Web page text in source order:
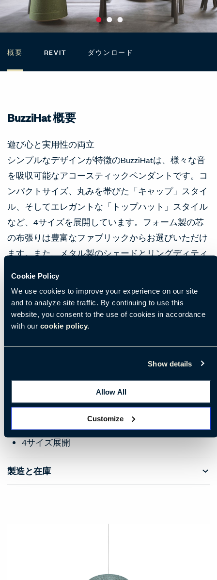
Cookie Policy
We use cookies to improve your experience on our site
and to analyze site traffic. By continuing to use this
website, you consent to the use of cookies in accordance
with our cookie policy.
Show details
Allow All
Customize
概要 REVIT ダウンロード
BuzziHat 概要
遊び心と実用性の両立
シンプルなデザインが特徴のBuzziHatは、様々な音
を吸収可能なアコースティックペンダントです。コ
ンパクトサイズ、丸みを帯びた「キャップ」スタイ
ル、そしてエレガントな「トップハット」スタイル
など、4サイズを展開しています。フォーム製の芯
の布張りは豊富なファブリックからお選びいただけ
ます。また、メタル製のシェードとリングディティ
あらゆる場所に最適で、居心地のよい空間と作業に
専念できる空間の両方を実現します。
アコースティック性能
LED
ペンダント
4サイズ展開
製造と在庫